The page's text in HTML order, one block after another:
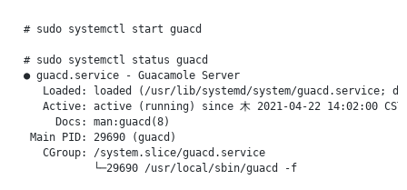
# sudo systemctl start guacd
# sudo systemctl status guacd
● guacd.service - Guacamole Server
Loaded: loaded (/usr/lib/systemd/system/guacd.service;
Active: active (running) since 木 2021-04-22 14:02:00
     Docs: man:guacd(8)
Main PID: 29690 (guacd)
   CGroup: /system.slice/guacd.service
           └─29690 /usr/local/sbin/guacd -f